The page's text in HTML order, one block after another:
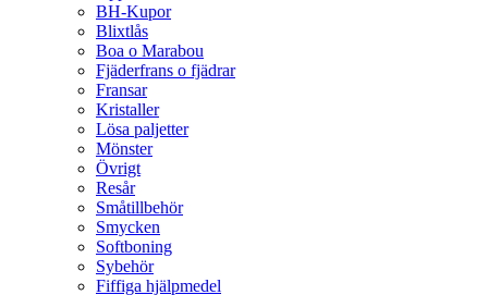
BH-Kupor
Blixtlås
Boa o Marabou
Fjäderfrans o fjädrar
Fransar
Kristaller
Lösa paljetter
Mönster
Övrigt
Resår
Småtillbehör
Smycken
Softboning
Sybehör
Fiffiga hjälpmedel